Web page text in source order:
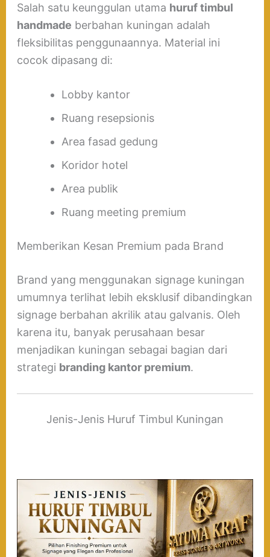
Salah satu keunggulan utama huruf timbul
handmade berbahan kuningan adalah
fleksibilitas penggunaannya. Material ini
cocok dipasang di:
Lobby kantor
Ruang resepsionis
Area fasad gedung
Koridor hotel
Area publik
Ruang meeting premium
Memberikan Kesan Premium pada Brand
Brand yang menggunakan signage kuningan
umumnya terlihat lebih eksklusif dibandingkan
signage berbahan akrilik atau galvanis. Oleh
karena itu, banyak perusahaan besar
menjadikan kuningan sebagai bagian dari
strategi branding kantor premium.
Jenis-Jenis Huruf Timbul Kuningan